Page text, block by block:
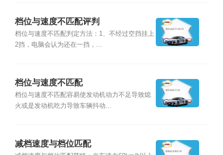
档位与速度不匹配评判
档位与速度不匹配判定方法：1、不经过空挡挂上
2挡，电脑会认为还在一挡，...
档位与速度不匹配
档位与速度不匹配容易使发动机动力不足导致熄
火或是发动机吃力导致车辆抖动...
减档速度与档位匹配